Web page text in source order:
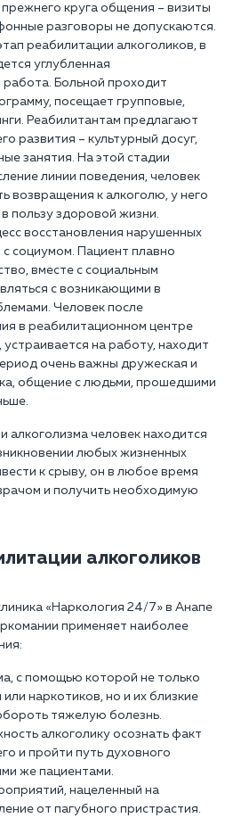
круга общения – визиты
разговоры не допускаются.
реабилитации алкоголиков, в
углубленная
работа. Больной проходит
посещает групповые,
Реабилитантам предлагают
развития – культурный досуг,
занятия. На этой стадии
линии поведения, человек
возвращения к алкоголю, у него
пользу здоровой жизни.
восстановления нарушенных
социумом. Пациент плавно
вместе с социальным
с возникающими в
Человек после
в реабилитационном центре
на работу, находит
очень важны дружеская и
общение с людьми, прошедшими
алкоголизма человек находится
любых жизненных
к срыву, он в любое время
и получить необходимую
алкоголиков
«Наркология 24/7» в Анапе
применяет наиболее
с помощью которой не только
наркотиков, но и их близкие
тяжелую болезнь.
алкоголику осознать факт
и пройти путь духовного
же пациентами.
нацеленный на
от пагубного пристрастия.